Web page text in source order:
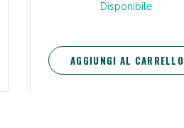
Disponibile
AGGIUNGI AL CARRELLO